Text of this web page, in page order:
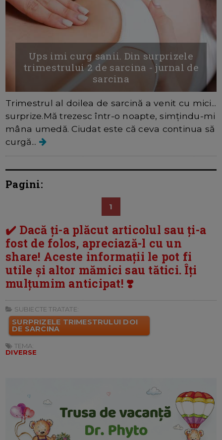
Ups imi curg sanii. Din surprizele
trimestrului 2 de sarcina - jurnal de
sarcina
Trimestrul al doilea de sarcină a venit cu mici...
surprize.Mă trezesc într-o noapte, simțindu-mi
mâna umedă. Ciudat este că ceva continua să
curgă...
Pagini:
1
✔️ Dacă ți-a plăcut articolul sau ți-a
fost de folos, apreciază-l cu un
share! Aceste informații le pot fi
utile și altor mămici sau tătici. Îți
mulțumim anticipat! ❣️
SUBIECTE TRATATE:
SURPRIZELE TRIMESTRULUI DOI
DE SARCINA
TEMA:
DIVERSE